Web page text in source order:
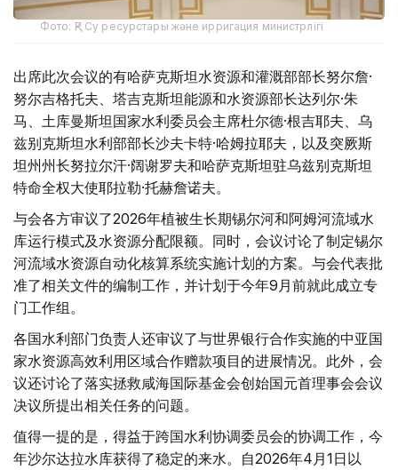
Фото: ҚР Су ресурстары және ирригация министрлігі
出席此次会议的有哈萨克斯坦水资源和灌溉部部长努尔詹·
努尔吉格托夫、塔吉克斯坦能源和水资源部长达列尔·朱
马、土库曼斯坦国家水利委员会主席杜尔德·根吉耶夫、乌
兹别克斯坦水利部部长沙夫卡特·哈姆拉耶夫，以及突厥斯
坦州州长努拉尔汗·阔谢罗夫和哈萨克斯坦驻乌兹别克斯坦
特命全权大使耶拉勒·托赫詹诺夫。
与会各方审议了2026年植被生长期锡尔河和阿姆河流域水
库运行模式及水资源分配限额。同时，会议讨论了制定锡尔
河流域水资源自动化核算系统实施计划的方案。与会代表批
准了相关文件的编制工作，并计划于今年9月前就此成立专
门工作组。
各国水利部门负责人还审议了与世界银行合作实施的中亚国
家水资源高效利用区域合作赠款项目的进展情况。此外，会
议还讨论了落实拯救咸海国际基金会创始国元首理事会会议
决议所提出相关任务的问题。
值得一提的是，得益于跨国水利协调委员会的协调工作，今
年沙尔达拉水库获得了稳定的来水。自2026年4月1日以